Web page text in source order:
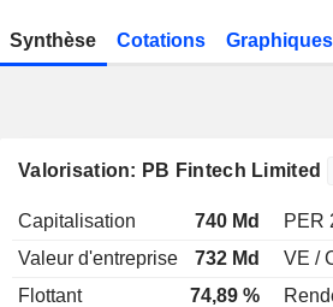
Synthèse Cotations Graphiques
Valorisation: PB Fintech Limited
Capitalisation 740 Md PER
Valeur d'entreprise
732 Md VE /
Flottant
74,89 %